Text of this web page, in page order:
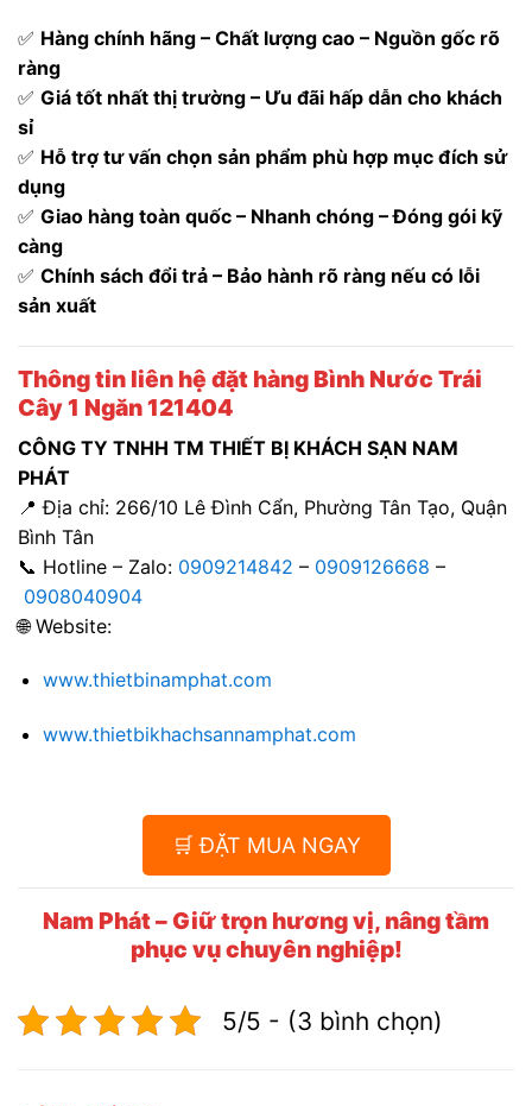
✅ Hàng chính hãng – Chất lượng cao – Nguồn gốc rõ
ràng
✅ Giá tốt nhất thị trường – Ưu đãi hấp dẫn cho khách
sỉ
✅ Hỗ trợ tư vấn chọn sản phẩm phù hợp mục đích sử
dụng
✅ Giao hàng toàn quốc – Nhanh chóng – Đóng gói kỹ
càng
✅ Chính sách đổi trả – Bảo hành rõ ràng nếu có lỗi
sản xuất
Thông tin liên hệ đặt hàng Bình Nước Trái
Cây 1 Ngăn 121404
CÔNG TY TNHH TM THIẾT BỊ KHÁCH SẠN NAM
PHÁT
📍 Địa chỉ: 266/10 Lê Đình Cẩn, Phường Tân Tạo, Quận
Bình Tân
📞 Hotline – Zalo: 0909214842 – 0909126668 –
0908040904
🌐 Website:
www.thietbinamphat.com
www.thietbikhachsannamphat.com
🛒 ĐẶT MUA NGAY
Nam Phát – Giữ trọn hương vị, nâng tầm
phục vụ chuyên nghiệp!
5/5 - (3 bình chọn)